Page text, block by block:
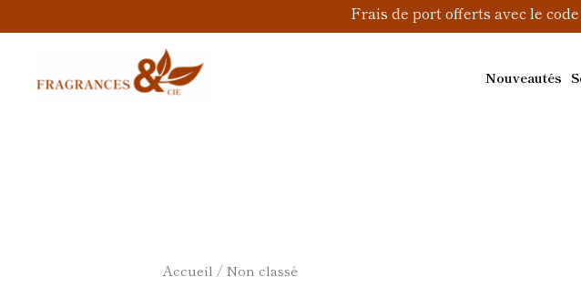
au
Frais de port offerts avec le
Nouveautés
Accueil / Non classé